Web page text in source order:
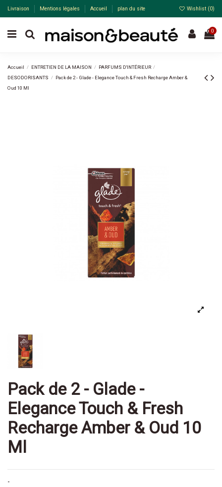
Livraison Mentions légales Accueil plan du site Wishlist (0)
0
Accueil ENTRETIEN DE LA MAISON
PARFUMS D'INTÉRIEUR
DESODORISANTS
Pack de 2 - Glade - Elegance Touch & Fresh Recharge Amber &
Oud 10 Ml
Pack de 2 - Glade -
Elegance Touch & Fresh
Recharge Amber & Oud 10
Ml
-